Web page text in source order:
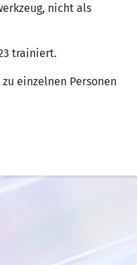
nicht als
trainiert.
einzelnen Personen
personenbezogenen
Informationen zu KI in
an das Support-